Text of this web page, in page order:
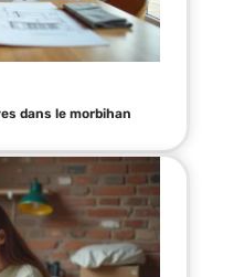
dans le morbihan